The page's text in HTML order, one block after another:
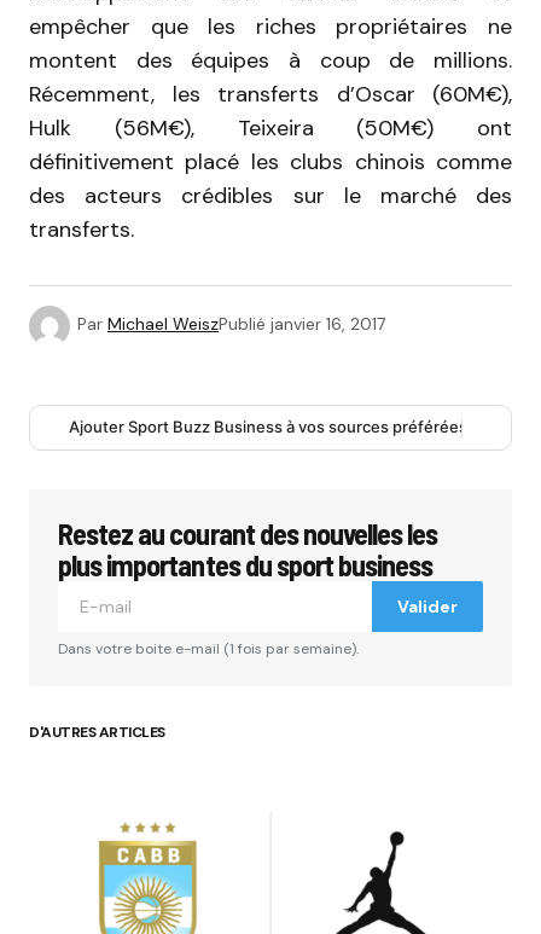
empêcher que les riches propriétaires ne
montent des équipes à coup de millions.
Récemment, les transferts d’Oscar (60M€),
Hulk (56M€), Teixeira (50M€) ont
définitivement placé les clubs chinois comme
des acteurs crédibles sur le marché des
transferts.
Par Michael WeiszPublié janvier 16, 2017
Ajouter Sport Buzz Business à vos sources préférées
Restez au courant des nouvelles les
plus importantes du sport business
Valider
Dans votre boite e-mail (1 fois par semaine).
D'AUTRES ARTICLES